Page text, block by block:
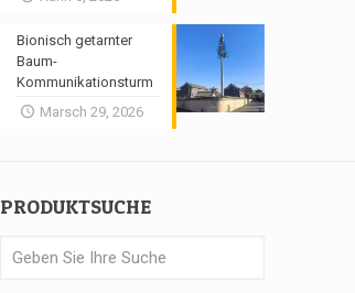
Bionisch getarnter
Baum-
Kommunikationsturm
Marsch 29, 2026
PRODUKTSUCHE